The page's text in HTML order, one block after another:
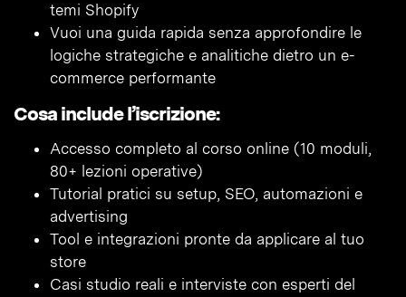
temi Shopify
Vuoi una guida rapida senza approfondire le
logiche strategiche e analitiche dietro un e-
commerce performante
Cosa include l’iscrizione:
Accesso completo al corso online (10 moduli,
80+ lezioni operative)
Tutorial pratici su setup, SEO, automazioni e
advertising
Tool e integrazioni pronte da applicare al tuo
store
Casi studio reali e interviste con esperti del